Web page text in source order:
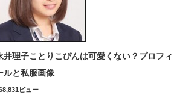
井理子ことりこぴんは可愛くない？プロフィ
ルと私服画像
ビュー